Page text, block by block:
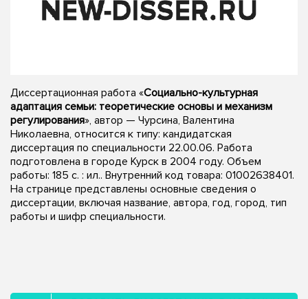
Диссертационная работа «Социально-культурная
адаптация семьи: теоретические основы и механизм
регулирования», автор — Чурсина, Валентина
Николаевна, относится к типу: кандидатская
диссертация по специальности 22.00.06. Работа
подготовлена в городе Курск в 2004 году. Объем
работы: 185 с. : ил.. Внутренний код товара: 01002638401.
На странице представлены основные сведения о
диссертации, включая название, автора, год, город, тип
работы и шифр специальности.